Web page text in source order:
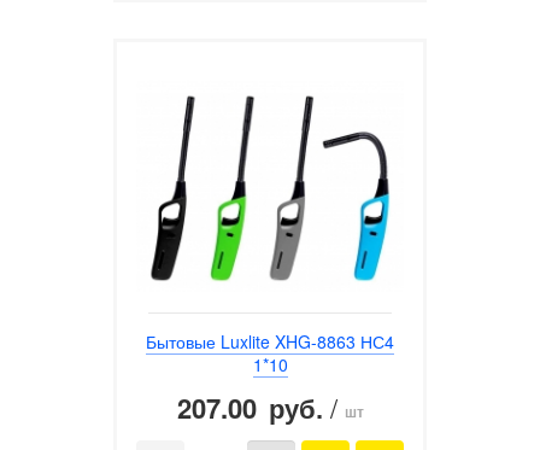
Бытовые Luxlite XHG-8863 НС4
1*10
207.00 руб. / шт